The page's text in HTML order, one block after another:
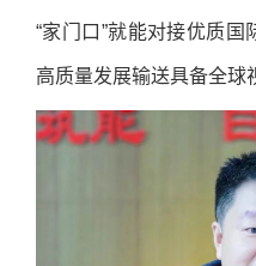
“家门口”就能对接优质
高质量发展输送具备全球